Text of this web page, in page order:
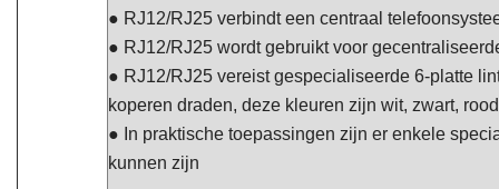
● RJ12/RJ25 verbindt een centraal
● RJ12/RJ25 wordt gebruikt voor
● RJ12/RJ25 vereist gespecialiseerde 6-platte
koperen draden, deze kleuren zijn wit, zwart,
● In praktische toepassingen zijn er enkele
kunnen zijn